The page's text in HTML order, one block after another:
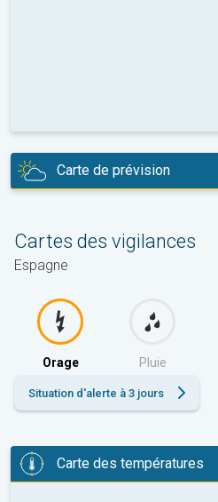
Carte de prévision
Cartes des vigilances
Espagne
Orage Pluie
Situation d'alerte à 3 jours
Carte des températures